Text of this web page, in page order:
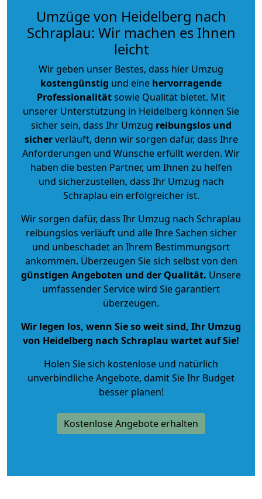
Umzüge von Heidelberg nach
Schraplau: Wir machen es Ihnen
leicht
Wir geben unser Bestes, dass hier Umzug
kostengünstig und eine hervorragende
Professionalitätsowie Qualität bietet. Mit
unserer Unterstützung in Heidelberg können Sie
sicher sein, dass Ihr Umzug reibungslos und
sicherverläuft, denn wir sorgen dafür, dass Ihre
Anforderungen und Wünsche erfüllt werden. Wir
haben die besten Partner, um Ihnen zu helfen
und sicherzustellen, dass Ihr Umzug nach
Schraplau ein erfolgreicher ist.
Wir sorgen dafür, dass Ihr Umzug nach Schraplau
reibungslos verläuft und alle Ihre Sachen sicher
und unbeschadet an Ihrem Bestimmungsort
ankommen. Überzeugen Sie sich selbst von den
günstigen Angeboten und der Qualität. Unsere
umfassender Service wird Sie garantiert
überzeugen.
Wir legen los, wenn Sie so weit sind, Ihr Umzug
von Heidelberg nach Schraplau wartet auf Sie!
Holen Sie sich kostenlose und natürlich
unverbindliche Angebote, damit Sie Ihr Budget
besser planen!
Kostenlose Angebote erhalten